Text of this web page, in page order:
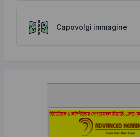
Capovolgi immagine